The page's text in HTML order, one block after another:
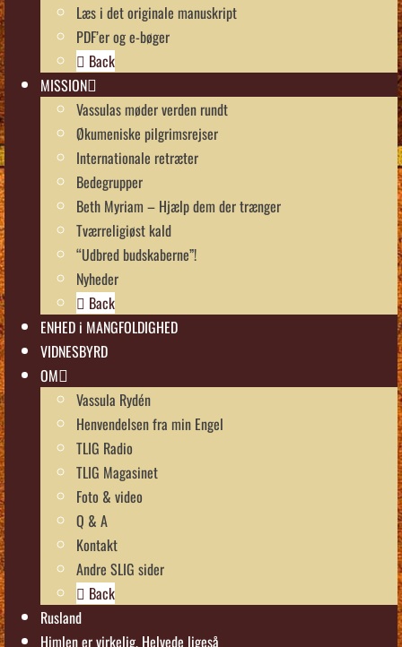
Læs i det originale manuskript
PDF’er og e-bøger
Back
MISSION
Vassulas møder verden rundt
Økumeniske pilgrimsrejser
Internationale retræter
Bedegrupper
Beth Myriam – Hjælp dem der trænger
Tværreligiøst kald
“Udbred budskaberne”!
Nyheder
Back
ENHED i MANGFOLDIGHED
VIDNESBYRD
OM
Vassula Rydén
Henvendelsen fra min Engel
TLIG Radio
TLIG Magasinet
Foto & video
Q & A
Kontakt
Andre SLIG sider
Back
Rusland
Himlen er virkelig, Helvede ligeså